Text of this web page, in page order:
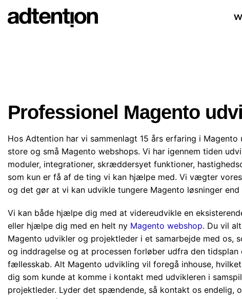
to
Professionel Magento
Hos Adtention har vi sammenlagt 15 års erfaring i Magento
store og små Magento webshops. Vi har igennem tiden
moduler, integrationer, skræddersyet funktioner,
som kun er få af de ting vi kan hjælpe med. Vi vægter
og det gør at vi kan udvikle tungere Magento løsninger end
Vi kan både hjælpe dig med at videreudvikle en
eller hjælpe dig med en helt ny Magento webshop. Du vil
Magento udvikler og projektleder i et samarbejde med os,
og inddragelse og at processen forløber udfra den tidsplan
fællesskab. Alt Magento udvikling vil foregå inhouse,
dig som kunde at komme i kontakt med udvikleren i
projektleder. Lyder det spændende, så kontakt os endelig,